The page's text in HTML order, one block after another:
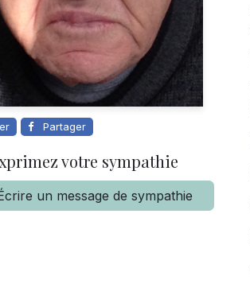
Partager
votre sympathie
un message de sympathie